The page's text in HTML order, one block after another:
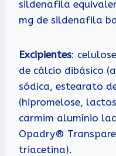
sildenafila
mg de sildenafila
Excipientes:
de cálcio dibásico
sódica, estearato
(hipromelose,
carmim alumínio
Opadry®
triacetina).